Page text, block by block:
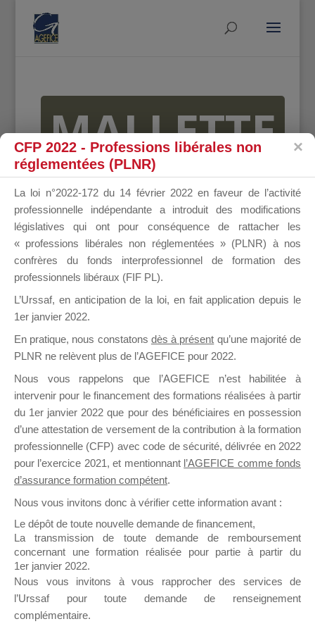
MALLETTE
DU
DIRIGEANT
Ce groupe est destiné aux Organismes de
Formation qui souhaitent répondre à l’Appel à
Propositions Mallette du Dirigeant.
sur lequel il est possible de laisser un message
ou poser une question.
NB : Il est nécessaire d’êtreinscrit(e)pour
pouvoir rejoindre ce groupe
CFP 2022 - Professions libérales non
réglementées (PLNR)
La loi n°2022-172 du 14 février 2022 en faveur de l’activité
professionnelle indépendante a introduit des modifications
législatives qui ont pour conséquence de rattacher les
« professions libérales non réglementées » (PLNR) à nos
confrères du fonds interprofessionnel de formation des
professionnels libéraux (FIF PL).
L’Urssaf, en anticipation de la loi, en fait application depuis le
1er janvier 2022.
En pratique, nous constatons dès à présent qu’une majorité de
PLNR ne relèvent plus de l’AGEFICE pour 2022.
Nous vous rappelons que l’AGEFICE n’est habilitée à
intervenir pour le financement des formations réalisées à partir
du 1er janvier 2022 que pour des bénéficiaires en possession
d’une attestation de versement de la contribution à la formation
professionnelle (CFP) avec code de sécurité, délivrée en 2022
pour l’exercice 2021, et mentionnant l’AGEFICE comme fonds
d’assurance formation compétent.
Nous vous invitons donc à vérifier cette information avant :
Le dépôt de toute nouvelle demande de financement,
La transmission de toute demande de remboursement
concernant une formation réalisée pour partie à partir du
1er janvier 2022.
Nous vous invitons à vous rapprocher des services de
l’Urssaf pour toute demande de renseignement
complémentaire.